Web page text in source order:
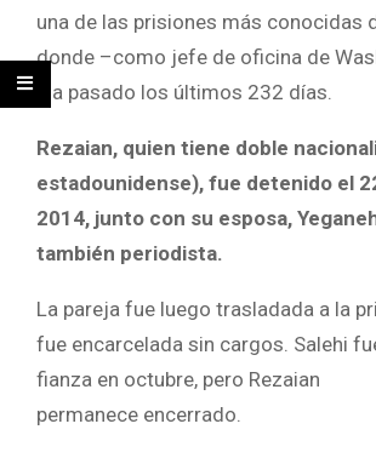
una de las prisiones más conocidas
donde –como jefe de oficina de
ha pasado los últimos 232 días.
Rezaian, quien tiene doble
estadounidense), fue detenido el
2014, junto con su esposa,
también periodista.
La pareja fue luego trasladada a la
fue encarcelada sin cargos. Salehi
fianza en octubre, pero Rezaian
permanece encerrado.